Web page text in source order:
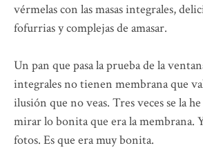
vérmelas con las masas integrales,
fofurrias y complejas de amasar.
Un pan que pasa la prueba de la
integrales no tienen membrana que
ilusión que no veas. Tres veces se la
mirar lo bonita que era la membrana.
fotos. Es que era muy bonita.